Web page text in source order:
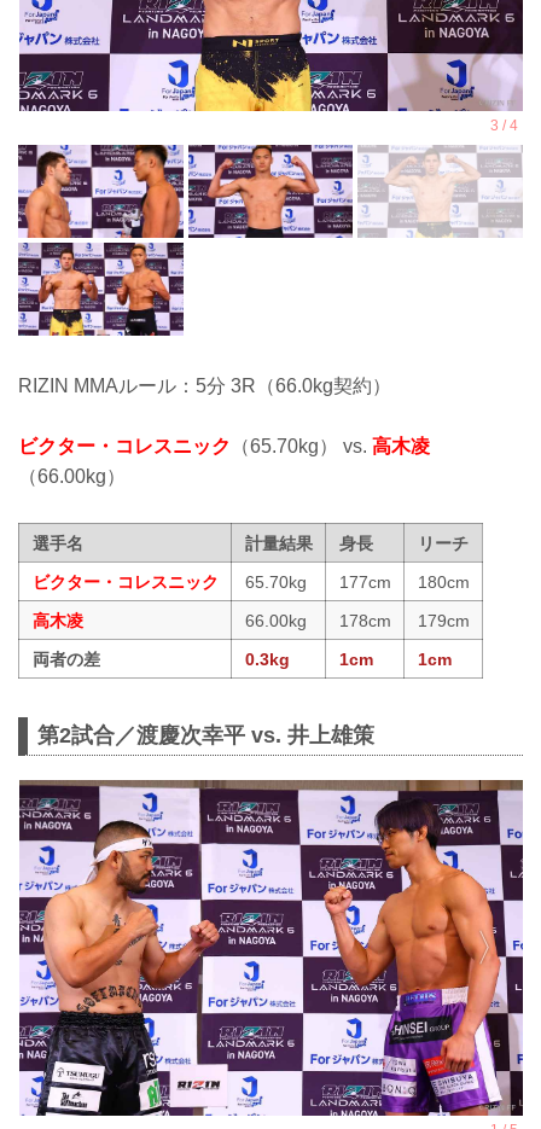
RIZIN MMAルール：5分 3R（66.0kg契約）
ビクター・コレスニック （65.70kg） vs. 高木凌
（66.00kg）
選手名 計量結果 身長
リーチ
ビクター・コレスニック
65.70kg 177cm
180cm
高木凌
66.00kg 178cm
179cm
両者の差
0.3kg 1cm 1cm
第2試合／渡慶次幸平 vs. 井上雄策